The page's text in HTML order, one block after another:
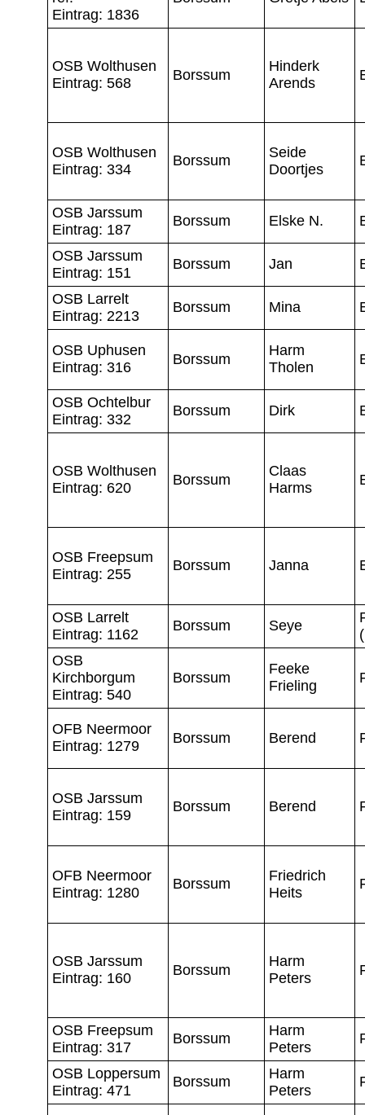
Eintrag: 1836
OSB Wolthusen
Eintrag: 568
Borssum
Hinderk
Arends
OSB Wolthusen
Eintrag: 334
Borssum
Seide
Doortjes
OSB Jarssum
Eintrag: 187
Borssum Elske N.
OSB Jarssum
Eintrag: 151
Borssum Jan
OSB Larrelt
Eintrag: 2213
Borssum Mina
OSB Uphusen
Eintrag: 316
Borssum
Harm
Tholen
OSB Ochtelbur
Eintrag: 332
Borssum Dirk
OSB Wolthusen
Eintrag: 620
Borssum
Claas
Harms
OSB Freepsum
Eintrag: 255
Borssum Janna
OSB Larrelt
Eintrag: 1162
Borssum Seye
OSB
Kirchborgum
Eintrag: 540
Borssum
Feeke
Frieling
OFB Neermoor
Eintrag: 1279
Borssum Berend
OSB Jarssum
Eintrag: 159
Borssum Berend
OFB Neermoor
Eintrag: 1280
Borssum
Friedrich
Heits
OSB Jarssum
Eintrag: 160
Borssum
Harm
Peters
OSB Freepsum
Eintrag: 317
Borssum
Harm
Peters
OSB Loppersum
Eintrag: 471
Borssum
Harm
Peters